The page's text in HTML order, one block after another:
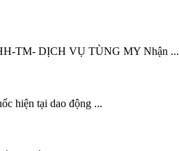
TM- DỊCH VỤ TÙNG MY Nhận ...
hiện tại dao động ...